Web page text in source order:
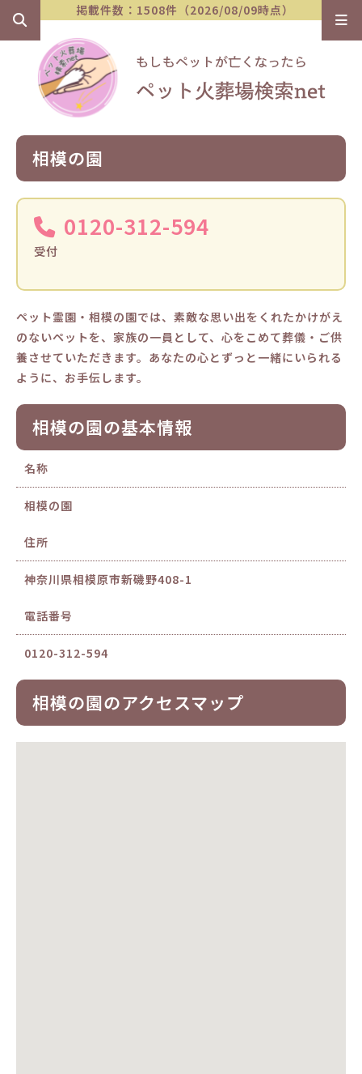
掲載件数：1508件（2026/08/09時点）
相模の園
0120-312-594
受付
ペット霊園・相模の園では、素敵な思い出をくれたかけがえ
のないペットを、家族の一員として、心をこめて葬儀・ご供
養させていただきます。あなたの心とずっと一緒にいられる
ように、お手伝します。
相模の園の基本情報
名称
相模の園
住所
神奈川県相模原市新磯野408-1
電話番号
0120-312-594
相模の園のアクセスマップ